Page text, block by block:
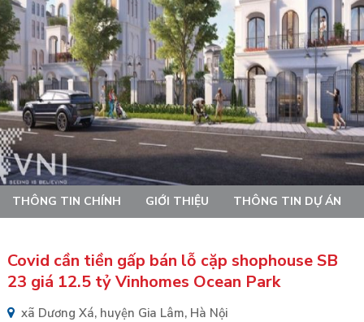
THÔNG TIN CHÍNH GIỚI THIỆU THÔNG TIN DỰ ÁN
Covid cần tiền gấp bán lỗ cặp shophouse SB
23 giá 12.5 tỷ Vinhomes Ocean Park
xã Dương Xá, huyện Gia Lâm, Hà Nội